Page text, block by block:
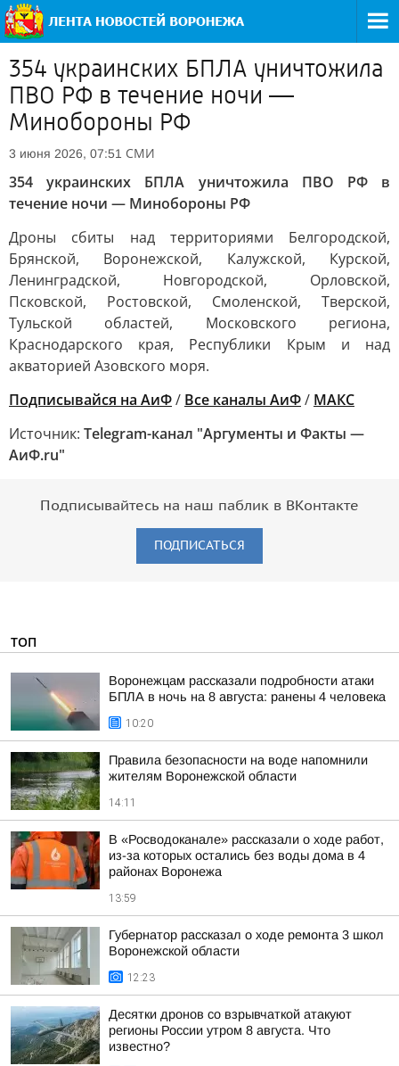
354 украинских БПЛА уничтожила
ПВО РФ в течение ночи —
Минобороны РФ
3 июня 2026, 07:51 СМИ
354 украинских БПЛА уничтожила ПВО РФ в
течение ночи — Минобороны РФ
Дроны сбиты над территориями Белгородской,
Брянской, Воронежской, Калужской, Курской,
Ленинградской, Новгородской, Орловской,
Псковской, Ростовской, Смоленской, Тверской,
Тульской областей, Московского региона,
Краснодарского края, Республики Крым и над
акваторией Азовского моря.
Подписывайся на АиФ/ Все каналы АиФ/ MAКС
Источник: Telegram-канал "Аргументы и Факты —
АиФ.ru"
Подписывайтесь на наш паблик в ВКонтакте
ПОДПИСАТЬСЯ
ТОП
Воронежцам рассказали подробности атаки
БПЛА в ночь на 8 августа: ранены 4 человека
10:20
Правила безопасности на воде напомнили
жителям Воронежской области
14:11
В «Росводоканале» рассказали о ходе работ,
из-за которых остались без воды дома в 4
районах Воронежа
13:59
Губернатор рассказал о ходе ремонта 3 школ
Воронежской области
12:23
Десятки дронов со взрывчаткой атакуют
регионы России утром 8 августа. Что
известно?